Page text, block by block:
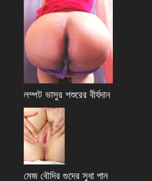
লম্পট ভাসুর শশুরের বীর্যদান
মেজ বৌদির গুদের সুধা পান